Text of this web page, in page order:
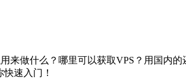
来做什么？哪里可以获取VPS？用国内
快速入门！